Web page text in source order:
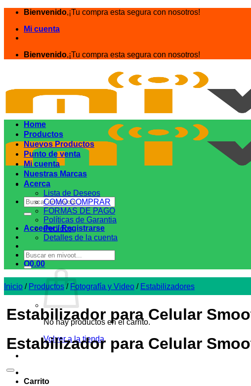
Saltar
contenido
Bienvenido,¡Tu compra esta segura con nosotros!
Mi cuenta
Bienvenido,¡Tu compra esta segura con nosotros!
Buscar
por:
Acceder / Registrarse
Q0.00
No hay productos en el carrito.
Volver a la tienda
Carrito
Home
Productos
Nuevos Productos
Punto de venta
Mi cuenta
Nuestras Marcas
Acerca
Lista de Deseos
COMO COMPRAR
FORMAS DE PAGO
Políticas de Garantia
Pedidos
Detalles de la cuenta
Buscar
por:
Inicio / Productos / Fotografía y Video / Estabilizadores
Estabilizador para Celular
Estabilizador para Celular